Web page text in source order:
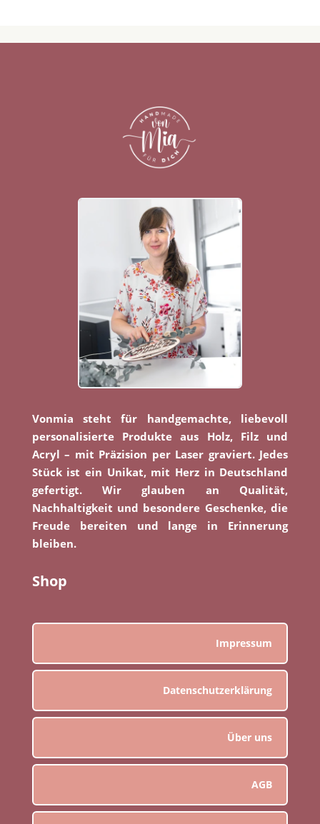
Vonmia steht für handgemachte, liebevoll
personalisierte Produkte aus Holz, Filz und
Acryl – mit Präzision per Laser graviert. Jedes
Stück ist ein Unikat, mit Herz in Deutschland
gefertigt. Wir glauben an Qualität,
Nachhaltigkeit und besondere Geschenke, die
Freude bereiten und lange in Erinnerung
bleiben.
Shop
Impressum
Datenschutzerklärung
Über uns
AGB